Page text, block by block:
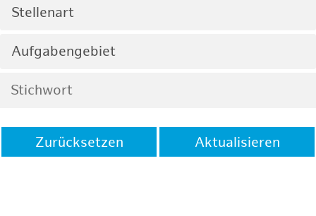
Stellenart
Aufgabengebiet
Zurücksetzen Aktualisieren